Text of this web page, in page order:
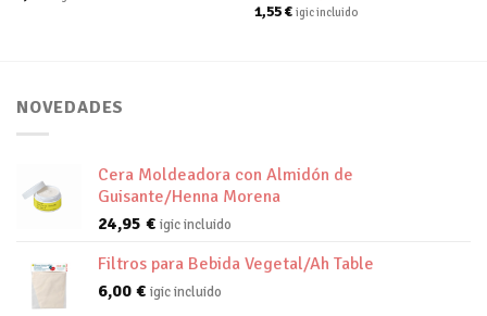
1,55€ igic incluido
NOVEDADES
Cera Moldeadora con Almidón de
Guisante/Henna Morena
24,95 € igic incluido
Filtros para Bebida Vegetal/Ah Table
6,00 € igic incluido